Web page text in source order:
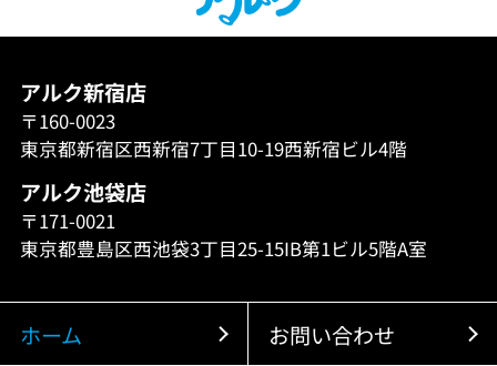
アルク新宿店
〒160-0023
東京都新宿区西新宿7丁目10-19西新宿ビル4階
アルク池袋店
〒171-0021
東京都豊島区西池袋3丁目25-15IB第1ビル5階A室
ホーム お問い合わせ